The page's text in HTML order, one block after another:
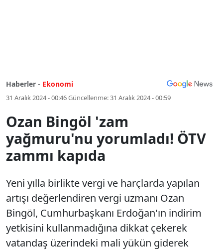
Haberler - Ekonomi
31 Aralık 2024 - 00:46Güncellenme:31 Aralık 2024 - 00:59
Ozan Bingöl 'zam
yağmuru'nu yorumladı! ÖTV
zammı kapıda
Yeni yılla birlikte vergi ve harçlarda yapılan
artışı değerlendiren vergi uzmanı Ozan
Bingöl, Cumhurbaşkanı Erdoğan'ın indirim
yetkisini kullanmadığına dikkat çekerek
vatandaş üzerindeki mali yükün giderek